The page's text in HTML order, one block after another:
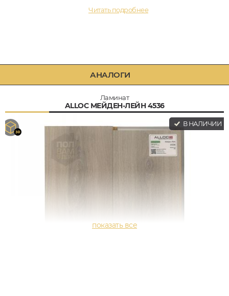
Читать подробнее
АНАЛОГИ
Ламинат
ALLOC МЕЙДЕН-ЛЕЙН 4536
В НАЛИЧИИ